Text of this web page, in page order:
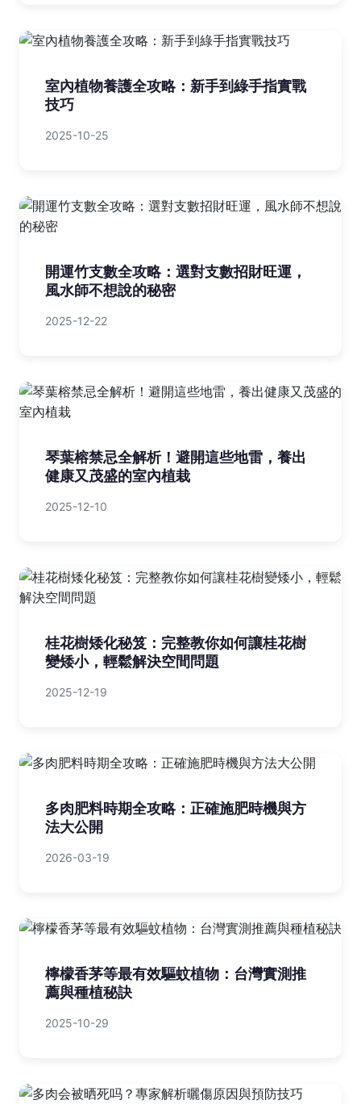
室內植物養護全攻略：新手到綠手指實戰
技巧
2025-10-25
開運竹支數全攻略：選對支數招財旺運，
風水師不想說的秘密
2025-12-22
琴葉榕禁忌全解析！避開這些地雷，養出
健康又茂盛的室內植栽
2025-12-10
桂花樹矮化秘笈：完整教你如何讓桂花樹
變矮小，輕鬆解決空間問題
2025-12-19
多肉肥料時期全攻略：正確施肥時機與方
法大公開
2026-03-19
檸檬香茅等最有效驅蚊植物：台灣實測推
薦與種植秘訣
2025-10-29